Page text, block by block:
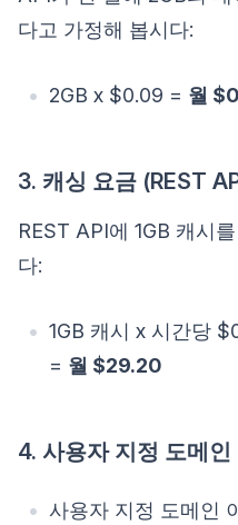
다고 가정해 봅시다:
2GB x $0.09 = 월
3. 캐싱 요금 (REST
REST API에 1GB 캐시
다:
1GB 캐시 x 시간당
= 월 $29.20
4. 사용자 지정 도메
사용자 지정 도메인